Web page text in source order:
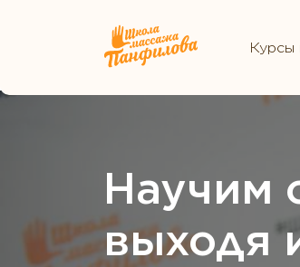
Курсы
Научим
выходя